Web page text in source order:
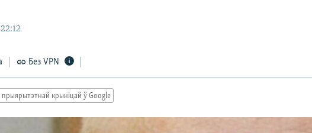
Без VPN
прыярытэтнай крыніцай ў Google